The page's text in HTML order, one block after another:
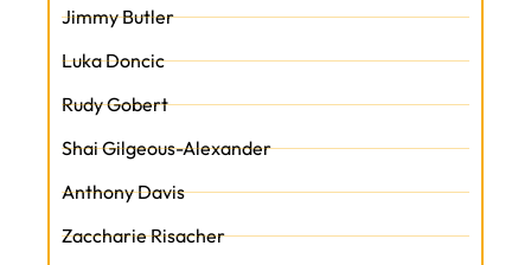
Jimmy Butler
Luka Doncic
Rudy Gobert
Shai Gilgeous-Alexander
Anthony Davis
Zaccharie Risacher